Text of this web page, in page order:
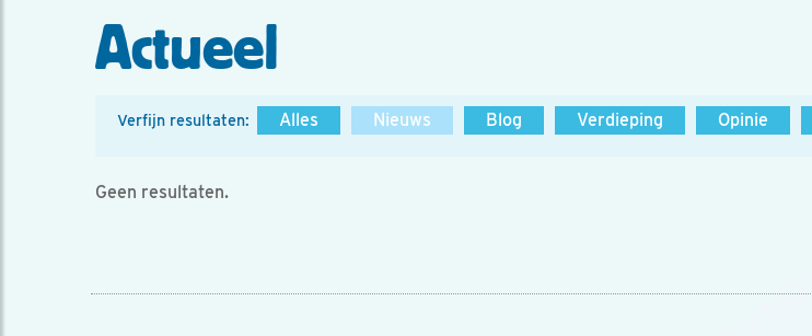
Actueel
Verfijn resultaten: Alles Nieuws Blog Verdieping Opinie
Geen resultaten.